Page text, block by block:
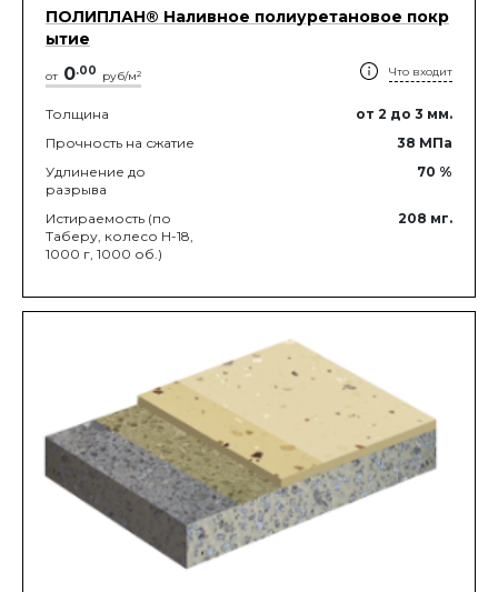
ПОЛИПЛАН® Наливное полиуретановое покр
ытие
от 0.00 руб/м2 Что входит
Толщина от 2 до 3 мм.
Прочность на сжатие
38 МПа
Удлинение до
разрыва
70 %
Истираемость (по
Таберу, колесо Н-18,
1000 г, 1000 об.)
208 мг.